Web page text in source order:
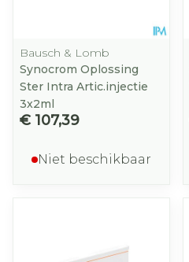
Bausch & Lomb
Synocrom Oplossing
Ster Intra Artic.injectie
3x2ml
€ 107,39
Niet beschikbaar